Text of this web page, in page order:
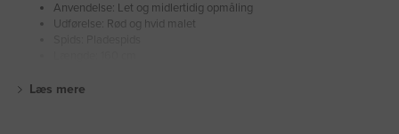
Anvendelse: Let og midlertidig opmåling
Udførelse: Rød og hvid malet
Læs mere